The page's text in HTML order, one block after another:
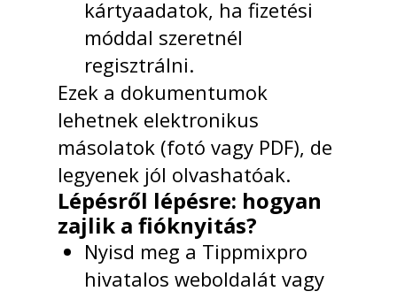
kártyaadatok, ha fizetési
móddal szeretnél
regisztrálni.
Ezek a dokumentumok
lehetnek elektronikus
másolatok (fotó vagy PDF), de
legyenek jól olvashatóak.
Lépésről lépésre: hogyan
zajlik a fióknyitás?
Nyisd meg a Tippmixpro
hivatalos weboldalát vagy